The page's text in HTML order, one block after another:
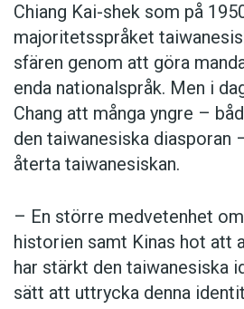
Chiang Kai-shek som på
majoritetsspråket
sfären genom att göra
enda nationalspråk. Men i
Chang att många yngre –
den taiwanesiska diasporan
återta taiwanesiskan.
– En större medvetenhet
historien samt Kinas hot att
har stärkt den taiwanesiska
sätt att uttrycka denna